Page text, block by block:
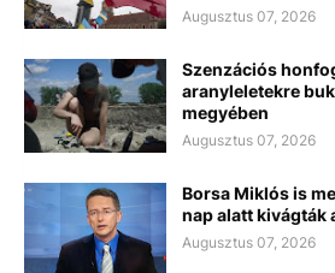
Augusztus 07, 2026
Szenzációs
aranyleletekre
megyében
Augusztus 07, 2026
Borsa Miklós is
nap alatt kivágták
Augusztus 07, 2026